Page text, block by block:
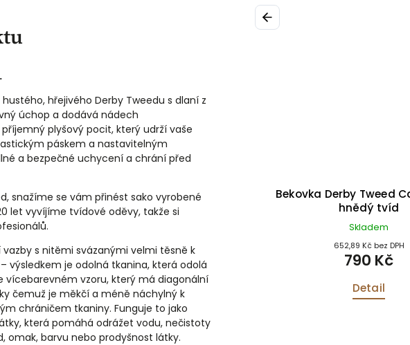
hřejivého Derby Tweedu s dlaní z
úchop a dodává nádech
plyšový pocit, který udrží vaše
páskem a nastavitelným
a bezpečné uchycení a chrání před
snažíme se vám přinést sako vyrobené
let vyvíjíme tvídové oděvy, takže si
s nitěmi svázanými velmi těsně k
výsledkem je odolná tkanina, která odolá
vzoru, který má diagonální
čemuž je měkčí a méně náchylný k
chráničem tkaniny. Funguje to jako
která pomáhá odrážet vodu, nečistoty
omak, barvu nebo prodyšnost látky.
Previous
Pánská bunda Derby Tweed Barlaston
hnědý tvíd
3 545,45 Kč bez DPH
4 290 Kč
Detail
Bekovka Derby Tweed
hnědý tvíd
Skladem
652,89 Kč bez DPH
790 Kč
Detail